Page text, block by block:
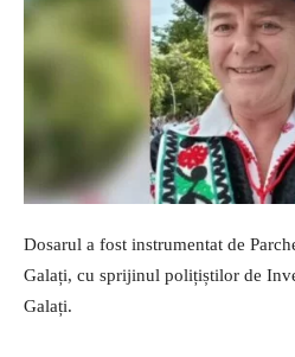
Dosarul a fost instrumentat de
Galați, cu sprijinul polițiștilor de
Galați.